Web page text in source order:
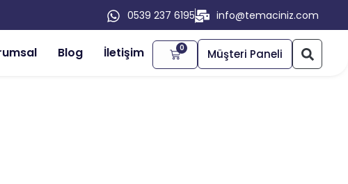
0539 237 6195 info@temaciniz.com
Blog İletişim 0 Müşteri Paneli